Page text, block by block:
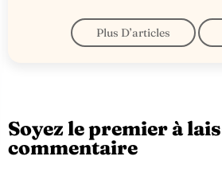
Plus D’articles
Soyez le premier à
commentaire